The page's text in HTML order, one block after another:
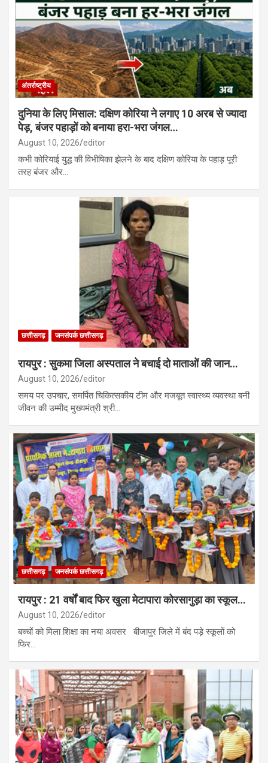
अंतर्राष्ट्रीय
दुनिया के लिए मिसाल: दक्षिण कोरिया ने लगाए 10 अरब से ज्यादा
पेड़, बंजर पहाड़ों को बनाया हरा-भरा जंगल…
August 10, 2026 editor
कभी कोरियाई युद्ध की विभीषिका झेलने के बाद दक्षिण कोरिया के पहाड़ पूरी
तरह बंजर और…
छत्तीसगढ़ जनसंपर्क छत्तीसगढ़
रायपुर : सुकमा जिला अस्पताल ने बचाई दो माताओं की जान…
August 10, 2026 editor
समय पर उपचार, समर्पित चिकित्सकीय टीम और मजबूत स्वास्थ्य व्यवस्था बनी
जीवन की उम्मीद मुख्यमंत्री श्री…
छत्तीसगढ़ जनसंपर्क छत्तीसगढ़
रायपुर : 21 वर्षों बाद फिर खुला मेटापारा कोरसागुड़ा का स्कूल…
August 10, 2026 editor
बच्चों को मिला शिक्षा का नया अवसर बीजापुर जिले में बंद पड़े स्कूलों को
फिर…